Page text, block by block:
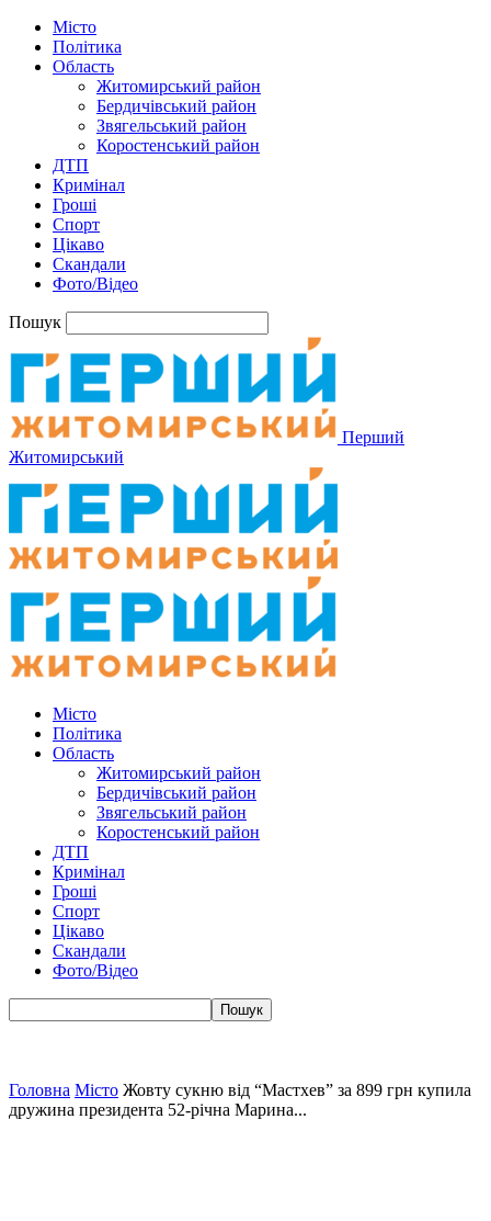
Місто
Політика
Область
Житомирський район
Бердичівський район
Звягельський район
Коростенський район
ДТП
Кримінал
Гроші
Спорт
Цікаво
Скандали
Фото/Відео
Пошук
Перший
Житомирський
Місто
Політика
Область
Житомирський район
Бердичівський район
Звягельський район
Коростенський район
ДТП
Кримінал
Гроші
Спорт
Цікаво
Скандали
Фото/Відео
Головна Місто Жовту сукню від “Мастхев” за 899 грн купила
дружина президента 52-річна Марина...